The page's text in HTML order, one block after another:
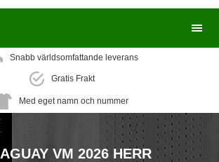
Snabb världsomfattande leverans
Gratis Frakt
Med eget namn och nummer
VM 2026 HERR